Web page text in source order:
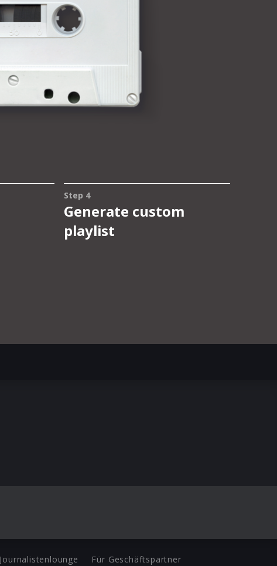
Journalistenlounge Für Geschäftspartner